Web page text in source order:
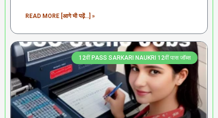
READ MORE [आगे भी पढ़ें...] »
12वीं PASS SARKARI NAUKRI 12वीं पास जॉब्स